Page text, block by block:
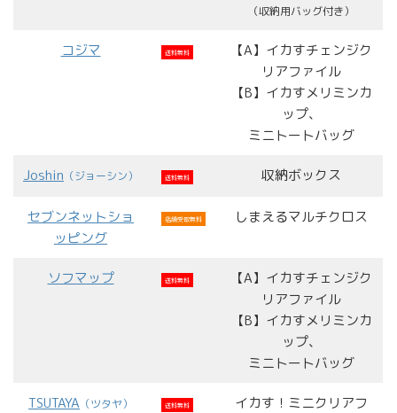
（収納用バッグ付き）
コジマ 送料無料
【A】イカすチェンジク
リアファイル
【B】イカすメリミンカ
ップ、
ミニトートバッグ
Joshin （ジョーシン） 送料無料 収納ボックス
セブンネットショ
ッピング
店舗受取無料 しまえるマルチクロス
ソフマップ 送料無料
【A】イカすチェンジク
リアファイル
【B】イカすメリミンカ
ップ、
ミニトートバッグ
TSUTAYA （ツタヤ） 送料無料
イカす！ミニクリアフ